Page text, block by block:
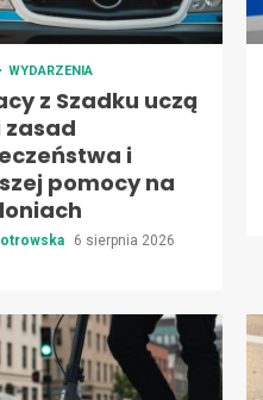
WYDARZENIA
z Szadku uczą
zasad
i
pomocy na
6 sierpnia 2026